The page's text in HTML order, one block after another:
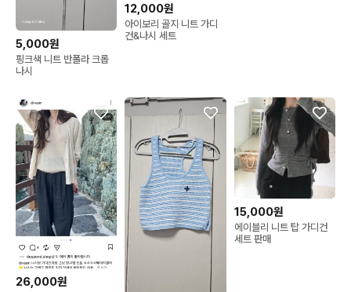
5,000원
핑크색 니트 반폴라 크롭
나시
12,000원
아이보리 골지 니트 가디
건&나시 세트
26,000원
15,000원
에이블리 니트 탑 가디건
세트 판매